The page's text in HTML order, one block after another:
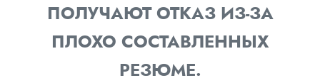
ПОЛУЧАЮТ ОТКАЗ ИЗ-ЗА
ПЛОХО СОСТАВЛЕННЫХ
РЕЗЮМЕ.